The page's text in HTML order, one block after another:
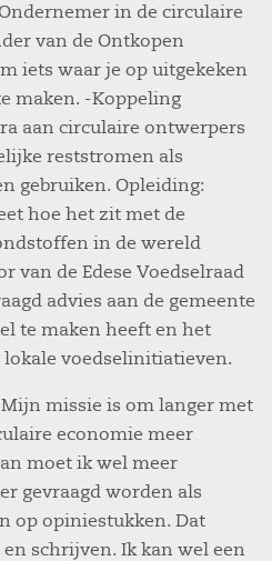
in de circulaire
van de Ontkopen
iets waar je op uitgekeken
maken. -Koppeling
aan circulaire ontwerpers
reststromen als
gebruiken. Opleiding:
hoe het zit met de
in de wereld
van de Edese Voedselraad
advies aan de gemeente
te maken heeft en het
voedselinitiatieven.
Mijn missie is om langer met
economie meer
moet ik wel meer
gevraagd worden als
op opiniestukken. Dat
schrijven. Ik kan wel een